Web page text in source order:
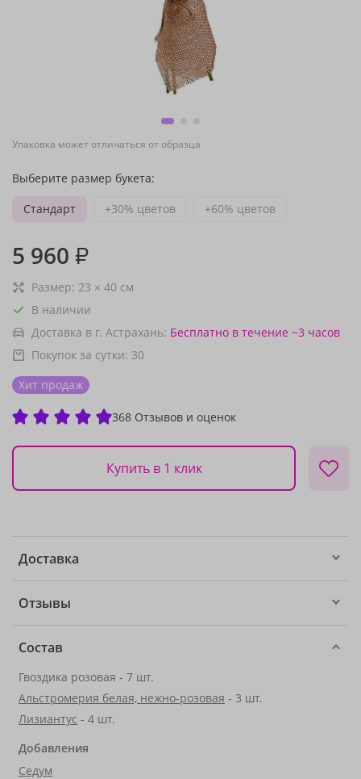
Упаковка может отличаться от образца
Выберите размер букета:
Стандарт
+30% цветов +60% цветов
5 960 ₽
Размер: 23 × 40 см
В наличии
Доставка в г. Астрахань: Бесплатно в течение ~3 часов
Покупок за сутки: 30
Хит продаж
368 Отзывов и оценок
Купить в 1 клик
Доставка
Отзывы
Состав
Гвоздика розовая - 7 шт.
Альстромерия белая, нежно-розовая - 3 шт.
Лизиантус - 4 шт.
Добавления
Седум